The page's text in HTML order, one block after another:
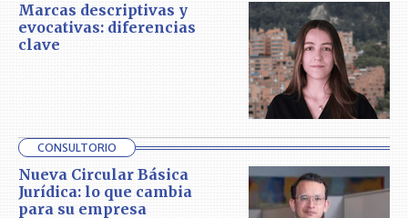
Marcas descriptivas y
evocativas: diferencias
clave
CONSULTORIO
Nueva Circular Básica
Jurídica: lo que cambia
para su empresa